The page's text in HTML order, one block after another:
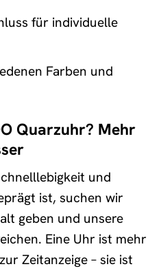
für individuelle
Farben und
Quarzuhr? Mehr
und
ist, suchen wir
geben und unsere
Eine Uhr ist mehr
Zeitanzeige – sie ist